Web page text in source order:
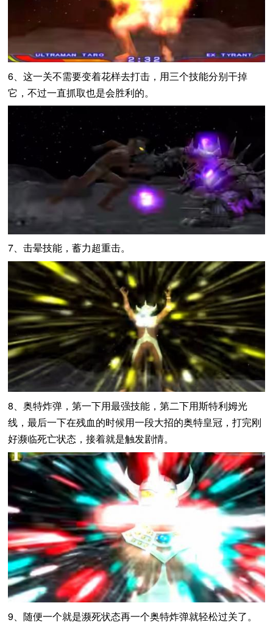
6、这一关不需要变着花样去打击，用三个技能分别干掉
它，不过一直抓取也是会胜利的。
7、击晕技能，蓄力超重击。
8、奥特炸弹，第一下用最强技能，第二下用斯特利姆光
线，最后一下在残血的时候用一段大招的奥特皇冠，打完刚
好濒临死亡状态，接着就是触发剧情。
9、随便一个就是濒死状态再一个奥特炸弹就轻松过关了。